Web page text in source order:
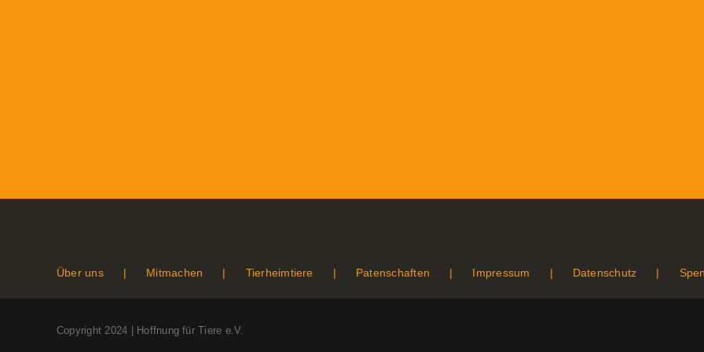
Über uns Mitmachen Tierheimtiere Patenschaften Impressum Datenschutz
Copyright 2024 | Hoffnung für Tiere e.V.